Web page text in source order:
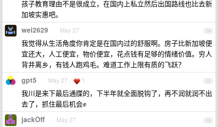
孩子教育理由不是很成立，在国内上私立然后出国路线也比去新
加坡实惠吧。
14
wei2629 May 27
我觉得从生活角度你肯定是在国内过的舒服啊。房子比新加坡便
宜还大，人工便宜，物价便宜，花点钱有足够的情绪价值。穷人
背井离乡，有钱人跑鸡毛。难道工作上限有质的飞跃？
15
gpt5 May 27 1
我川是来下最后通牒的，下半年就全面脱钩了，再不润就润不出
去了，抓住最后机会✊
16
jackOff May 27